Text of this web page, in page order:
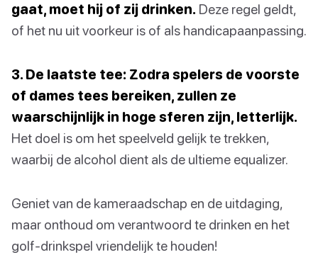
gaat, moet hij of zij drinken. Deze regel geldt,
of het nu uit voorkeur is of als handicapaanpassing.
3. De laatste tee: Zodra spelers de voorste
of dames tees bereiken, zullen ze
waarschijnlijk in hoge sferen zijn, letterlijk.
Het doel is om het speelveld gelijk te trekken,
waarbij de alcohol dient als de ultieme equalizer.
Geniet van de kameraadschap en de uitdaging,
maar onthoud om verantwoord te drinken en het
golf-drinkspel vriendelijk te houden!